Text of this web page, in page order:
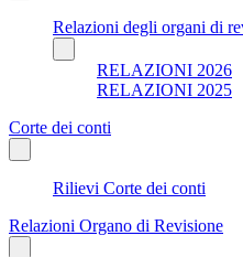
Relazioni degli organi di
RELAZIONI 2026
RELAZIONI 2025
Corte dei conti
Rilievi Corte dei conti
Relazioni Organo di Revisione